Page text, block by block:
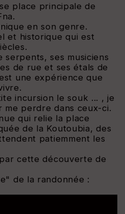
place principale de
en son genre.
et historique qui est
serpents, ses musiciens
de rue et ses étals de
une expérience que
incursion le souk ... , je
me perdre dans ceux-ci.
qui relie la place
de la Koutoubia, des
patiemment les
cette découverte de
de la randonnée :